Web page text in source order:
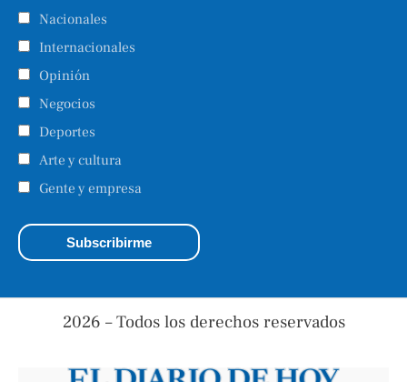
Nacionales
Internacionales
Opinión
Negocios
Deportes
Arte y cultura
Gente y empresa
2026 – Todos los derechos reservados